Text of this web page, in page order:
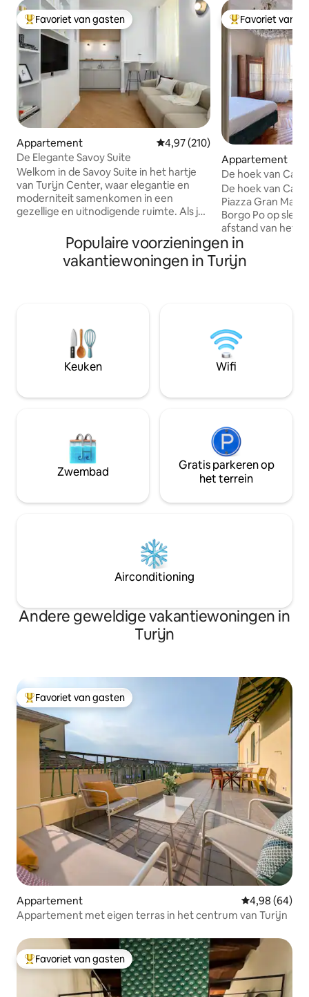
Topfavoriet van gasten
Favoriet van gasten
Appartement Gemiddelde beoordeling van
4,97 (210)
De Elegante Savoy Suite
Welkom in de Savoy Suite in het hartje
van Turijn Center, waar elegantie en
moderniteit samenkomen in een
gezellige en uitnodigende ruimte. Als je
door de architectonische schoonheid
die je omringt, een perfecte mix van
historische charme en eigentijds design.
bezienswaardigheden van de stad
verkent of voor zakelijke
bijeenkomsten, dit appartement is de
perfecte uitvalsbasis voor je verblijf
Topfavoriet van
Favoriet van
Appartement
De hoek van
De hoek van
Piazza Gran
Borgo Po op
afstand van het
appartement,
bevindt zich op
(trap met lift) van
vol met winkels,
Openbare
betaald op Piazza
buurt. De
Populaire voorzieningen in
vakantiewoningen in Turijn
Keuken Wifi
Zwembad
Gratis parkeren op
het terrein
Airconditioning
Andere geweldige vakantiewoningen in
Turijn
Topfavoriet van gasten
Favoriet van gasten
Appartement Gemiddelde
4,98 (64)
Appartement met eigen terras in het centrum van Turijn
Topfavoriet van gasten
Favoriet van gasten